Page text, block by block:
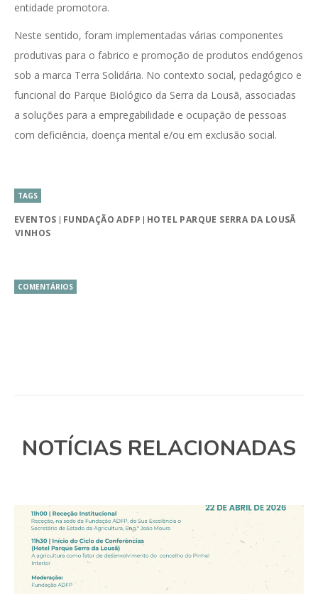
entidade promotora.
Neste sentido, foram implementadas várias componentes
produtivas para o fabrico e promoção de produtos endógenos
sob a marca Terra Solidária. No contexto social, pedagógico e
funcional do Parque Biológico da Serra da Lousã, associadas
a soluções para a empregabilidade e ocupação de pessoas
com deficiência, doença mental e/ou em exclusão social.
TAGS
EVENTOS FUNDAÇÃO ADFP
HOTEL PARQUE SERRA DA LOUSÃ
VINHOS
COMENTÁRIOS
NOTÍCIAS RELACIONADAS